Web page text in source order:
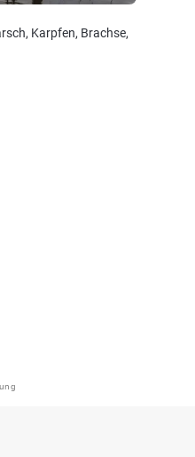
Karpfen, Brachse,